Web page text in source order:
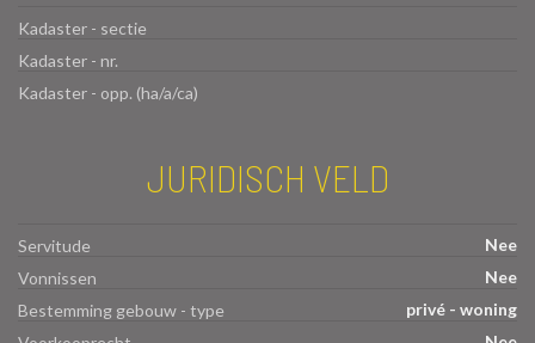
Kadaster - sectie
Kadaster - nr.
Kadaster - opp. (ha/a/ca)
JURIDISCH VELD
Servitude
Nee
Vonnissen
Nee
Bestemming gebouw - type
privé - woning